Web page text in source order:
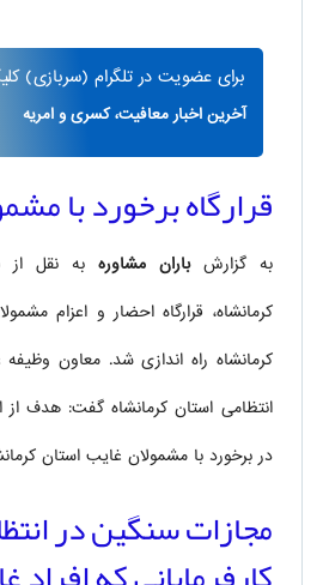
برای عضویت در تلگرام (سربازی)
آخرین اخبار معافیت، کسری و امریه
قرارگاه برخورد با
به گزارشباران مشاوره به نقل از
کرمانشاه، قرارگاه احضار و اعزام
کرمانشاه راه اندازی شد. معاون
انتظامی استان کرمانشاه گفت: هدف از
در برخورد با مشمولان غایب استان
مجازات سنگین در